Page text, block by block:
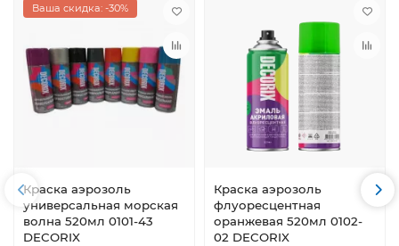
Ваша скидка: -30%
Краска аэрозоль
универсальная морская
волна 520мл 0101-43
DECORIX
Краска аэрозоль
флуоресцентная
оранжевая 520мл 0102-
02 DECORIX